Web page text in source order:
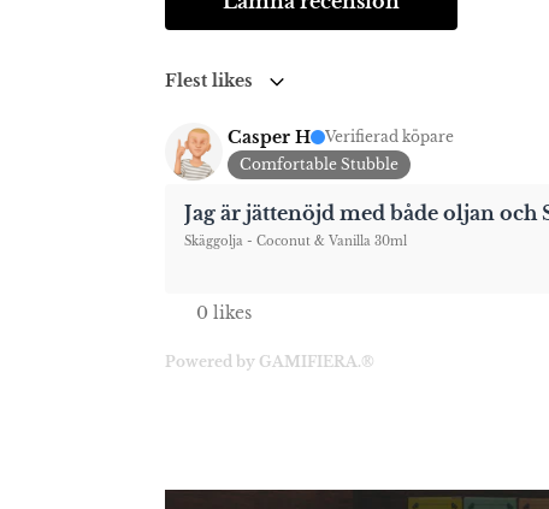
Flest likes
Casper H
Verifierad köpare
Comfortable Stubble
Jag är jättenöjd med både oljan och
Skäggolja - Coconut & Vanilla 30ml
0 likes
Powered by GAMIFIERA.®